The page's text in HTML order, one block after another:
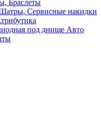
Браслеты
Сервисные накидки
под днище Авто